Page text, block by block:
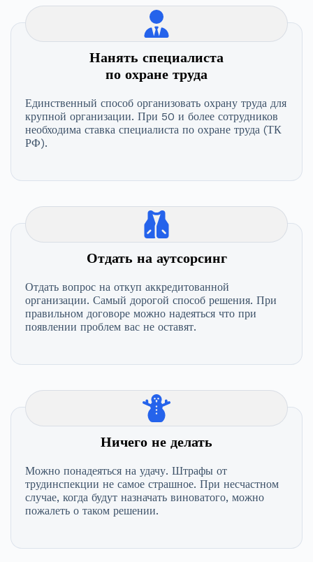
Нанять специалиста
по охране труда
Единственный способ организовать охрану труда для
крупной организации. При 50 и более сотрудников
необходима ставка специалиста по охране труда (ТК
РФ).
Отдать на аутсорсинг
Отдать вопрос на откуп аккредитованной
организации. Самый дорогой способ решения. При
правильном договоре можно надеяться что при
появлении проблем вас не оставят.
Ничего не делать
Можно понадеяться на удачу. Штрафы от
трудинспекции не самое страшное. При несчастном
случае, когда будут назначать виноватого, можно
пожалеть о таком решении.